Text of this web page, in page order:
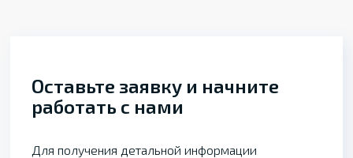
Оставьте заявку и начните
работать с нами
Для получения детальной информации